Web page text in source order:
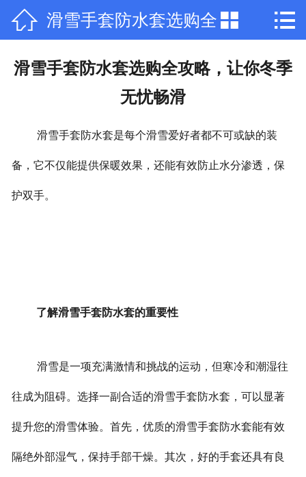
 网站首页
 滑雪手套防水套选购全
攻略，让你冬季无忧畅
滑
 
滑雪手套防水套选购全攻略，让你冬季
无忧畅滑
滑雪手套防水套是每个滑雪爱好者都不可或缺的装
备，它不仅能提供保暖效果，还能有效防止水分渗透，保
护双手。
了解滑雪手套防水套的重要性
滑雪是一项充满激情和挑战的运动，但寒冷和潮湿往
往成为阻碍。选择一副合适的滑雪手套防水套，可以显著
提升您的滑雪体验。 首先，优质的滑雪手套防水套能有效
隔绝外部湿气，保持手部干燥。其次，好的手套还具有良